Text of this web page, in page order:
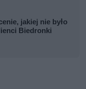
jakiej nie było
Biedronki